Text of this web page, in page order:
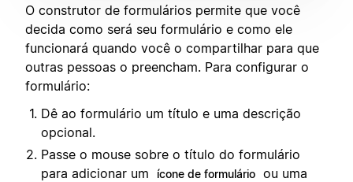
O construtor de formulários permite que você
decida como será seu formulário e como ele
funcionará quando você o compartilhar para que
outras pessoas o preencham. Para configurar o
formulário:
Dê ao formulário um título e uma descrição
opcional.
Passe o mouse sobre o título do formulário
para adicionar um
ícone de formulário ou uma